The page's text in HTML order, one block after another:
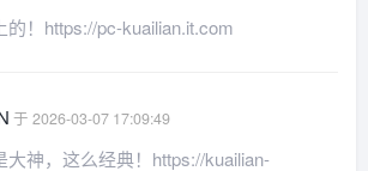
的！https://pc-kuailian.it.com
于 2026-03-07 17:09:49
大神，这么经典！https://kuailian-